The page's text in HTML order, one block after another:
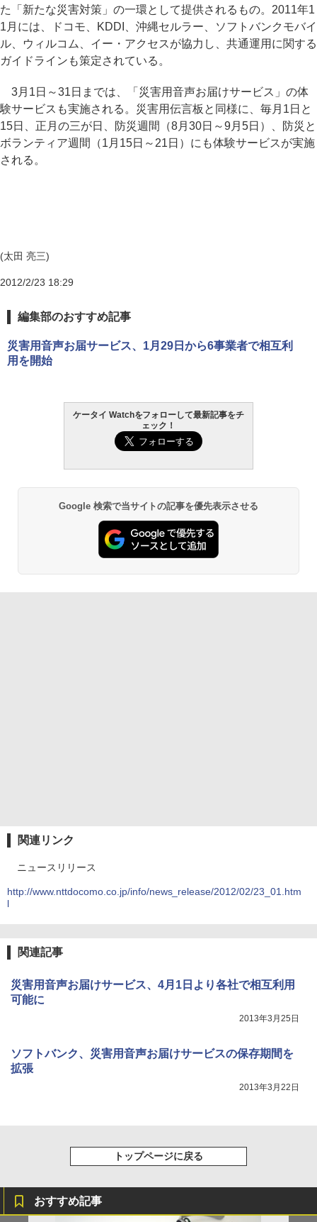
た「新たな災害対策」の一環として提供されるもの。2011年1
1月には、ドコモ、KDDI、沖縄セルラー、ソフトバンクモバイ
ル、ウィルコム、イー・アクセスが協力し、共通運用に関する
ガイドラインも策定されている。
3月1日～31日までは、「災害用音声お届けサービス」の体
験サービスも実施される。災害用伝言板と同様に、毎月1日と
15日、正月の三が日、防災週間（8月30日～9月5日）、防災と
ボランティア週間（1月15日～21日）にも体験サービスが実施
される。
(太田 亮三)
2012/2/23 18:29
編集部のおすすめ記事
災害用音声お届サービス、1月29日から6事業者で相互利
用を開始
ケータイ Watchをフォローして最新記事をチ
ェック！
Google 検索で当サイトの記事を優先表示させる
関連リンク
ニュースリリース
http://www.nttdocomo.co.jp/info/news_release/2012/02/23_01.htm
l
関連記事
災害用音声お届けサービス、4月1日より各社で相互利用
可能に
2013年3月25日
ソフトバンク、災害用音声お届けサービスの保存期間を
拡張
2013年3月22日
トップページに戻る
おすすめ記事